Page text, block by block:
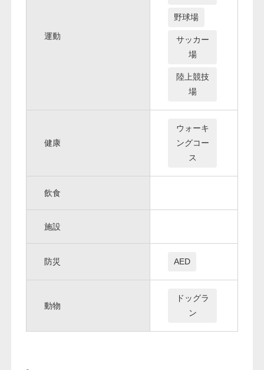
運動
野球場
サッカー
場
陸上競技
場
健康
ウォーキ
ングコー
ス
飲食
施設
防災 AED
動物
ドッグラ
ン